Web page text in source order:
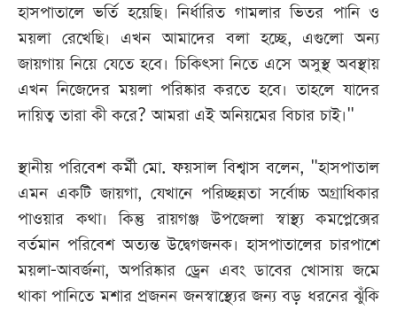
হাসপাতালে ভর্তি হয়েছি। নির্ধারিত গামলার ভিতর পানি ও
ময়লা রেখেছি। এখন আমাদের বলা হচ্ছে, এগুলো অন্য
জায়গায় নিয়ে যেতে হবে। চিকিৎসা নিতে এসে অসুস্থ অবস্থায়
এখন নিজেদের ময়লা পরিষ্কার করতে হবে। তাহলে যাদের
দায়িত্ব তারা কী করে? আমরা এই অনিয়মের বিচার চাই।"
স্থানীয় পরিবেশ কর্মী মো. ফয়সাল বিশ্বাস বলেন, "হাসপাতাল
এমন একটি জায়গা, যেখানে পরিচ্ছন্নতা সর্বোচ্চ অগ্রাধিকার
পাওয়ার কথা। কিন্তু রায়গঞ্জ উপজেলা স্বাস্থ্য কমপ্লেক্সের
বর্তমান পরিবেশ অত্যন্ত উদ্বেগজনক। হাসপাতালের চারপাশে
ময়লা-আবর্জনা, অপরিষ্কার ড্রেন এবং ডাবের খোসায় জমে
থাকা পানিতে মশার প্রজনন জনস্বাস্থ্যের জন্য বড় ধরনের ঝুঁকি